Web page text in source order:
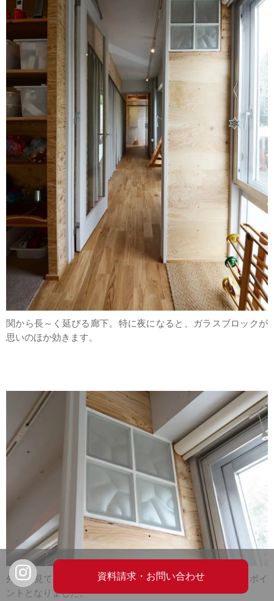
関から長～く延びる廊下。特に夜になると、ガラスブロックが
思いのほか効きます。
外から見ても窓ガラス越しに見えるそうで、お気に入りのポイ
ントとなりました。